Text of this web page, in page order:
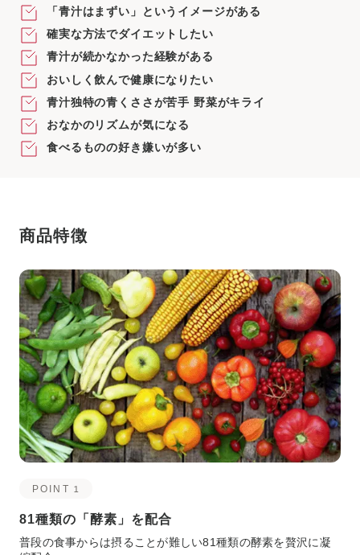
「青汁はまずい」というイメージがある
確実な方法でダイエットしたい
青汁が続かなかった経験がある
おいしく飲んで健康になりたい
青汁独特の青くささが苦手 野菜がキライ
おなかのリズムが気になる
食べるものの好き嫌いが多い
商品特徴
POINT 1
81種類の「酵素」を配合
普段の食事からは摂ることが難しい81種類の酵素を贅沢に凝